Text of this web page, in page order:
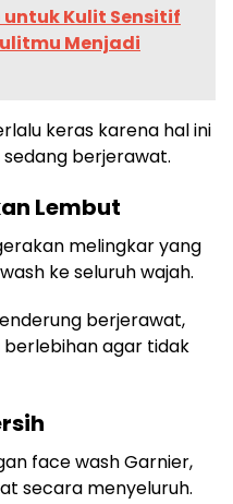
untuk Kulit Sensitif
Menjadi
keras karena hal ini
berjerawat.
Lembut
melingkar yang
ke seluruh wajah.
berjerawat,
agar tidak
face wash Garnier,
secara menyeluruh.